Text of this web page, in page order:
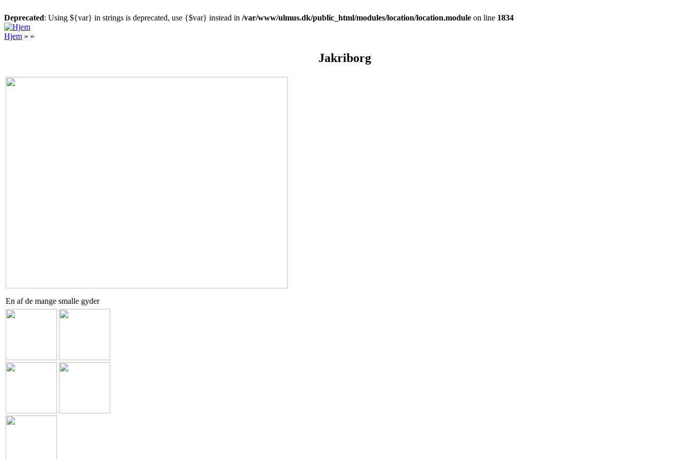
Deprecated: Using ${var} in strings is deprecated, use {$var} instead in /var/www/ulmus.dk/public_html/modules/location/location.module on line 1834
Gå til hovedindhold
Hjem » »
Jakriborg
En af de mange smalle gyder